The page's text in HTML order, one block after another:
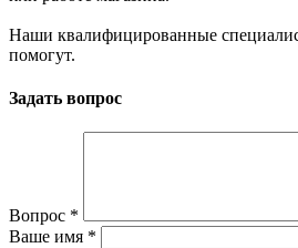
Наши квалифицированные
помогут.
Задать вопрос
Вопрос *
Ваше имя *